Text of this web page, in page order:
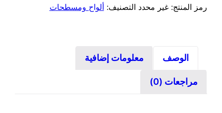
المياه
رمز المنتج:غير محدد التصنيف: ألواح ومسطحات
الوصف معلومات إضافية
مراجعات (0)